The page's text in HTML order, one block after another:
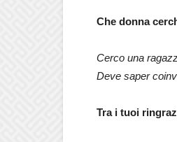
Che donna
Cerco una
Deve saper
Tra i tuoi